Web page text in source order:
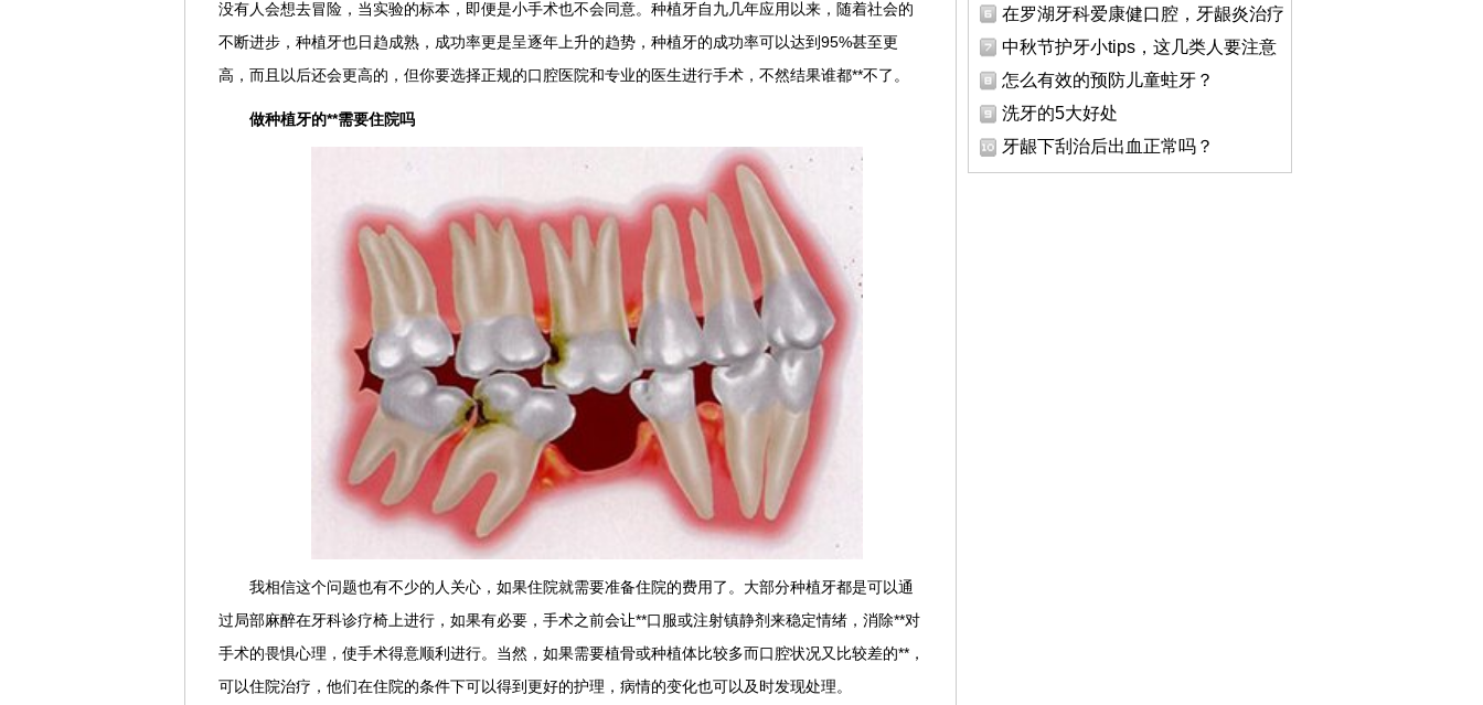
没有人会想去冒险，当实验的标本，即便是小手术也不会同意。种植牙自九几年应用以来，随着社会的
不断进步，种植牙也日趋成熟，成功率更是呈逐年上升的趋势，种植牙的成功率可以达到95%甚至更
高，而且以后还会更高的，但你要选择正规的口腔医院和专业的医生进行手术，不然结果谁都**不了。
做种植牙的**需要住院吗
我相信这个问题也有不少的人关心，如果住院就需要准备住院的费用了。大部分种植牙都是可以通
过局部麻醉在牙科诊疗椅上进行，如果有必要，手术之前会让**口服或注射镇静剂来稳定情绪，消除**对
手术的畏惧心理，使手术得意顺利进行。当然，如果需要植骨或种植体比较多而口腔状况又比较差的**，
可以住院治疗，他们在住院的条件下可以得到更好的护理，病情的变化也可以及时发现处理。
在罗湖牙科爱康健口腔，牙龈炎治疗
中秋节护牙小tips，这几类人要注意
怎么有效的预防儿童蛀牙？
洗牙的5大好处
牙龈下刮治后出血正常吗？